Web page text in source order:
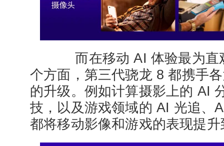
而在移动 AI 体验最为直
个方面，第三代骁龙 8 都携手
的升级。例如计算摄影上的 AI
技，以及游戏领域的 AI 光追、
都将移动影像和游戏的表现提